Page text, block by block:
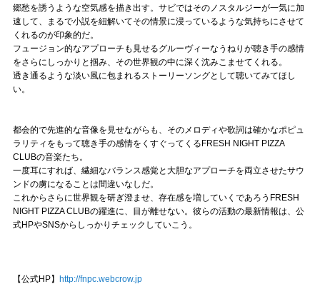
郷愁を誘うような空気感を描き出す。サビではそのノスタルジーが一気に加
速して、まるで小説を紐解いてその情景に浸っているような気持ちにさせて
くれるのが印象的だ。
フュージョン的なアプローチも見せるグルーヴィーなうねりが聴き手の感情
をさらにしっかりと掴み、その世界観の中に深く沈みこませてくれる。
透き通るような淡い風に包まれるストーリーソングとして聴いてみてほし
い。
都会的で先進的な音像を見せながらも、そのメロディや歌詞は確かなポピュ
ラリティをもって聴き手の感情をくすぐってくるFRESH NIGHT PIZZA
CLUBの音楽たち。
一度耳にすれば、繊細なバランス感覚と大胆なアプローチを両立させたサウ
ンドの虜になることは間違いなしだ。
これからさらに世界観を研ぎ澄ませ、存在感を増していくであろうFRESH
NIGHT PIZZA CLUBの躍進に、目が離せない。彼らの活動の最新情報は、公
式HPやSNSからしっかりチェックしていこう。
【公式HP】 http://fnpc.webcrow.jp